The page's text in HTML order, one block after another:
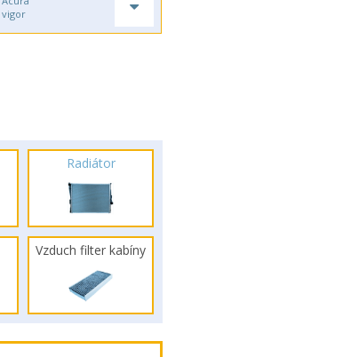
vigor
Radiátor
Vzduch filter kabíny